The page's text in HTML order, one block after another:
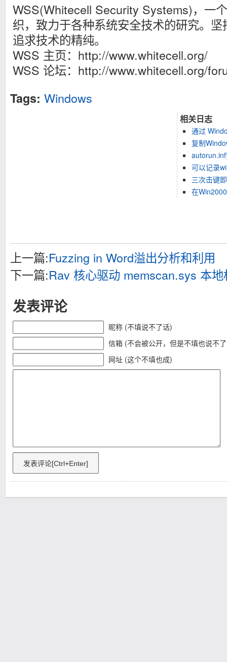
WSS(Whitecell Security Systems)，一
织，致力于各种系统安全技术的研究。
追求技术的精纯。
WSS 主页：http://www.whitecell.org/
WSS 论坛：http://www.whitecell.org/
Tags: Windows
相关日志
通过
复制
可以记录
三次击键
在
上一篇:Fuzzing in Word溢出分析和利用
下一篇:Rav 核心驱动 memscan.sys 本
发表评论
昵称 (不填说不了话)
信箱 (不会被公开，但是不填也说不
网址 (这个不填也成)